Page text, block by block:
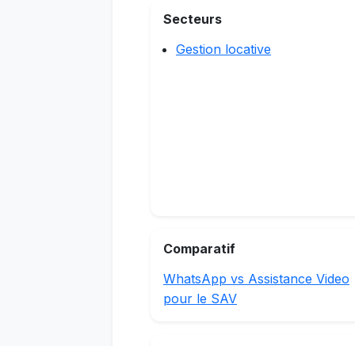
Secteurs
Gestion locative
Comparatif
WhatsApp vs Assistance Video
pour le SAV